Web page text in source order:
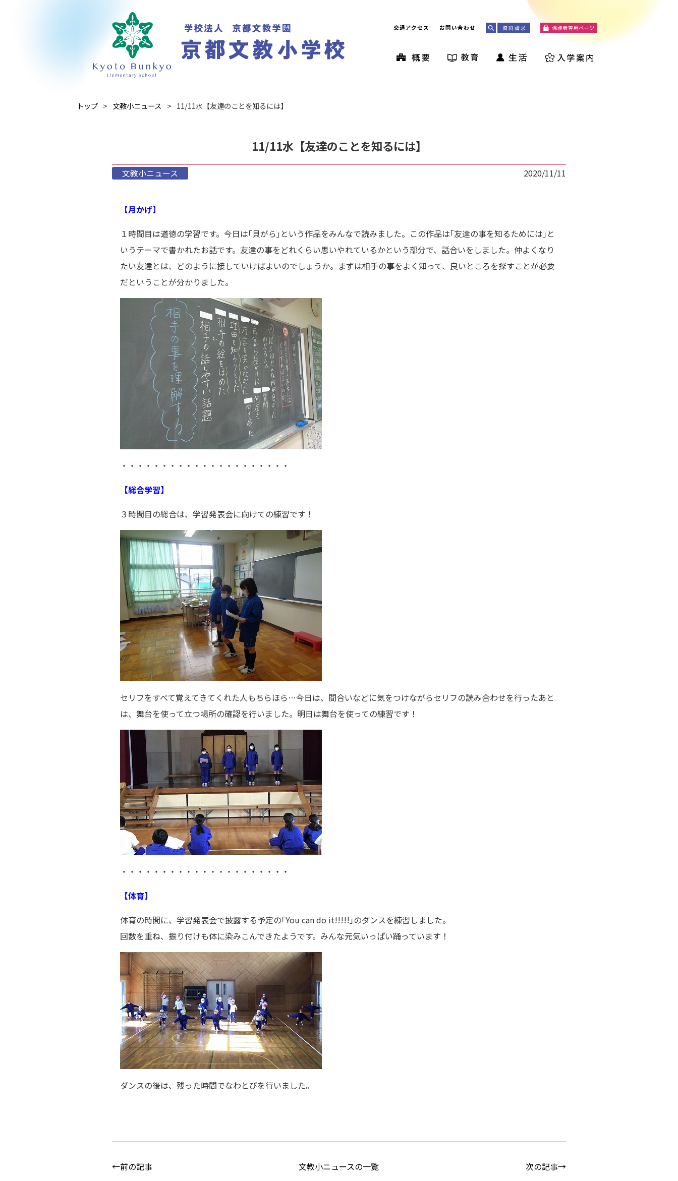
交通アクセス お問い合わせ
トップ 文教小ニュース 11/11水【友達のことを知るには】
11/11水【友達のことを知るには】
文教小ニュース 2020/11/11
【月かげ】
１時間目は道徳の学習です。今日は｢貝がら｣という作品をみんなで読みました。この作品は｢友達の事を知るためには｣と
いうテーマで書かれたお話です。友達の事をどれくらい思いやれているかという部分で、話合いをしました。仲よくなり
たい友達とは、どのように接していけばよいのでしょうか。まずは相手の事をよく知って、良いところを探すことが必要
だということが分かりました。
・・・・・・・・・・・・・・・・・・・・・
【総合学習】
３時間目の総合は、学習発表会に向けての練習です！
セリフをすべて覚えてきてくれた人もちらほら…今日は、間合いなどに気をつけながらセリフの読み合わせを行ったあと
は、舞台を使って立つ場所の確認を行いました。明日は舞台を使っての練習です！
・・・・・・・・・・・・・・・・・・・・・
【体育】
体育の時間に、学習発表会で披露する予定の｢You can do it!!!!!｣のダンスを練習しました。
回数を重ね、振り付けも体に染みこんできたようです。みんな元気いっぱい踊っています！
ダンスの後は、残った時間でなわとびを行いました。
←前の記事 文教小ニュースの一覧 次の記事→